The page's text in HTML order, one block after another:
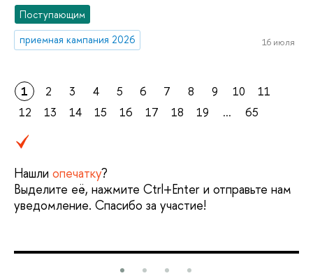
Поступающим
приемная кампания 2026
16 июля
1 2 3 4 5 6 7 8 9 10
11
12
13 14 15 16 17 18 19 ... 65
Нашли опечатку?
Выделите её, нажмите Ctrl+Enter и отправьте нам
уведомление. Спасибо за участие!